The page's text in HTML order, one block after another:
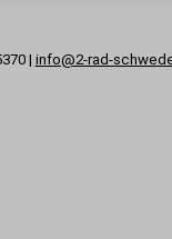
| info@2-rad-